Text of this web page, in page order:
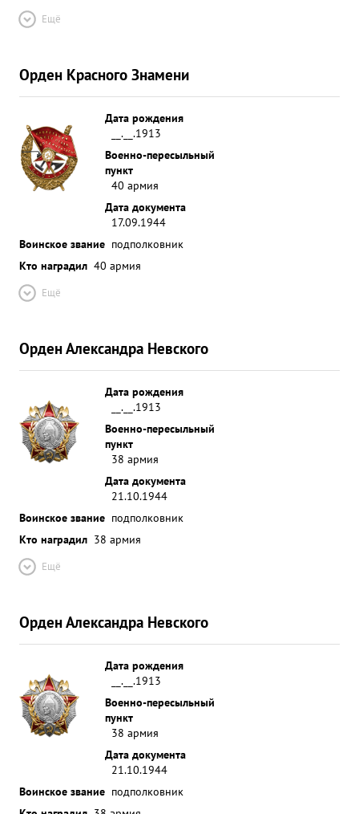
Ещё
Орден Красного Знамени
Дата рождения
__.__.1913
Военно-пересыльный
пункт
40 армия
Дата документа
17.09.1944
Воинское звание подполковник
Кто наградил 40 армия
Ещё
Орден Александра Невского
Дата рождения
__.__.1913
Военно-пересыльный
пункт
38 армия
Дата документа
21.10.1944
Воинское звание подполковник
Кто наградил 38 армия
Ещё
Орден Александра Невского
Дата рождения
__.__.1913
Военно-пересыльный
пункт
38 армия
Дата документа
21.10.1944
Воинское звание подполковник